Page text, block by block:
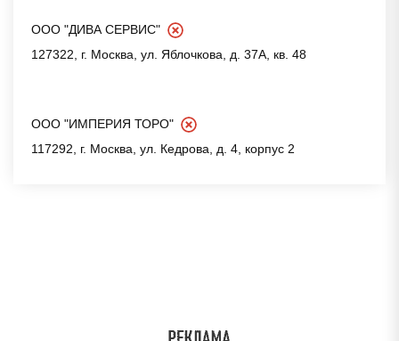
ООО "ДИВА СЕРВИС"
127322, г. Москва, ул. Яблочкова, д. 37А, кв. 48
ООО "ИМПЕРИЯ ТОРО"
117292, г. Москва, ул. Кедрова, д. 4, корпус 2